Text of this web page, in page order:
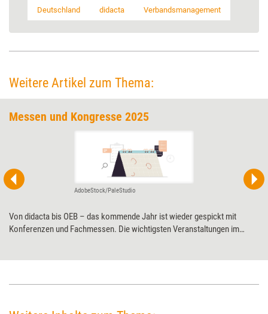
Deutschland didacta Verbandsmanagement
Weitere Artikel zum Thema:
Messen und Kongresse 2025
AdobeStock/PaleStudio
Von didacta bis OEB – das kommende Jahr ist wieder gespickt mit
Konferenzen und Fachmessen. Die wichtigsten Veranstaltungen im